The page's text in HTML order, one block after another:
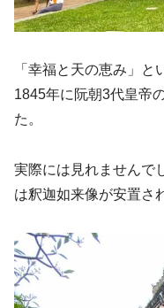
「幸福と天の恵み」と
1845年に阮朝3代皇帝
た。
実際には見れませんで
は釈迦如来像が安置さ